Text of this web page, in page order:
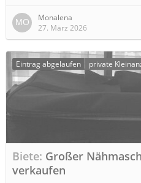
Monalena
27. März 2026
Eintrag abgelaufen private
Biete Großer
verkaufen